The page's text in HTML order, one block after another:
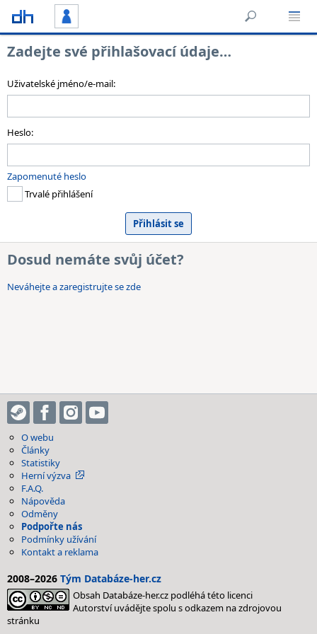
Zadejte své přihlašovací údaje…
Uživatelské jméno/e-mail:
Heslo:
Zapomenuté heslo
Trvalé přihlášení
Dosud nemáte svůj účet?
Neváhejte a zaregistrujte se zde
O webu
Články
Statistiky
Herní výzva
F.A.Q.
Nápověda
Odměny
Podpořte nás
Podmínky užívání
Kontakt a reklama
2008–2026 Tým Databáze-her.cz
Obsah Databáze-her.cz podléhá této licenci
Autorství uvádějte spolu s odkazem na zdrojovou
stránku